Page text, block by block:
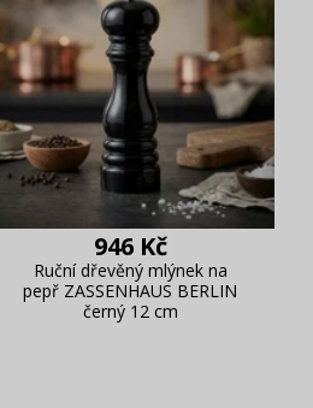
946 Kč
Ruční dřevěný mlýnek na
pepř ZASSENHAUS BERLIN
černý 12 cm